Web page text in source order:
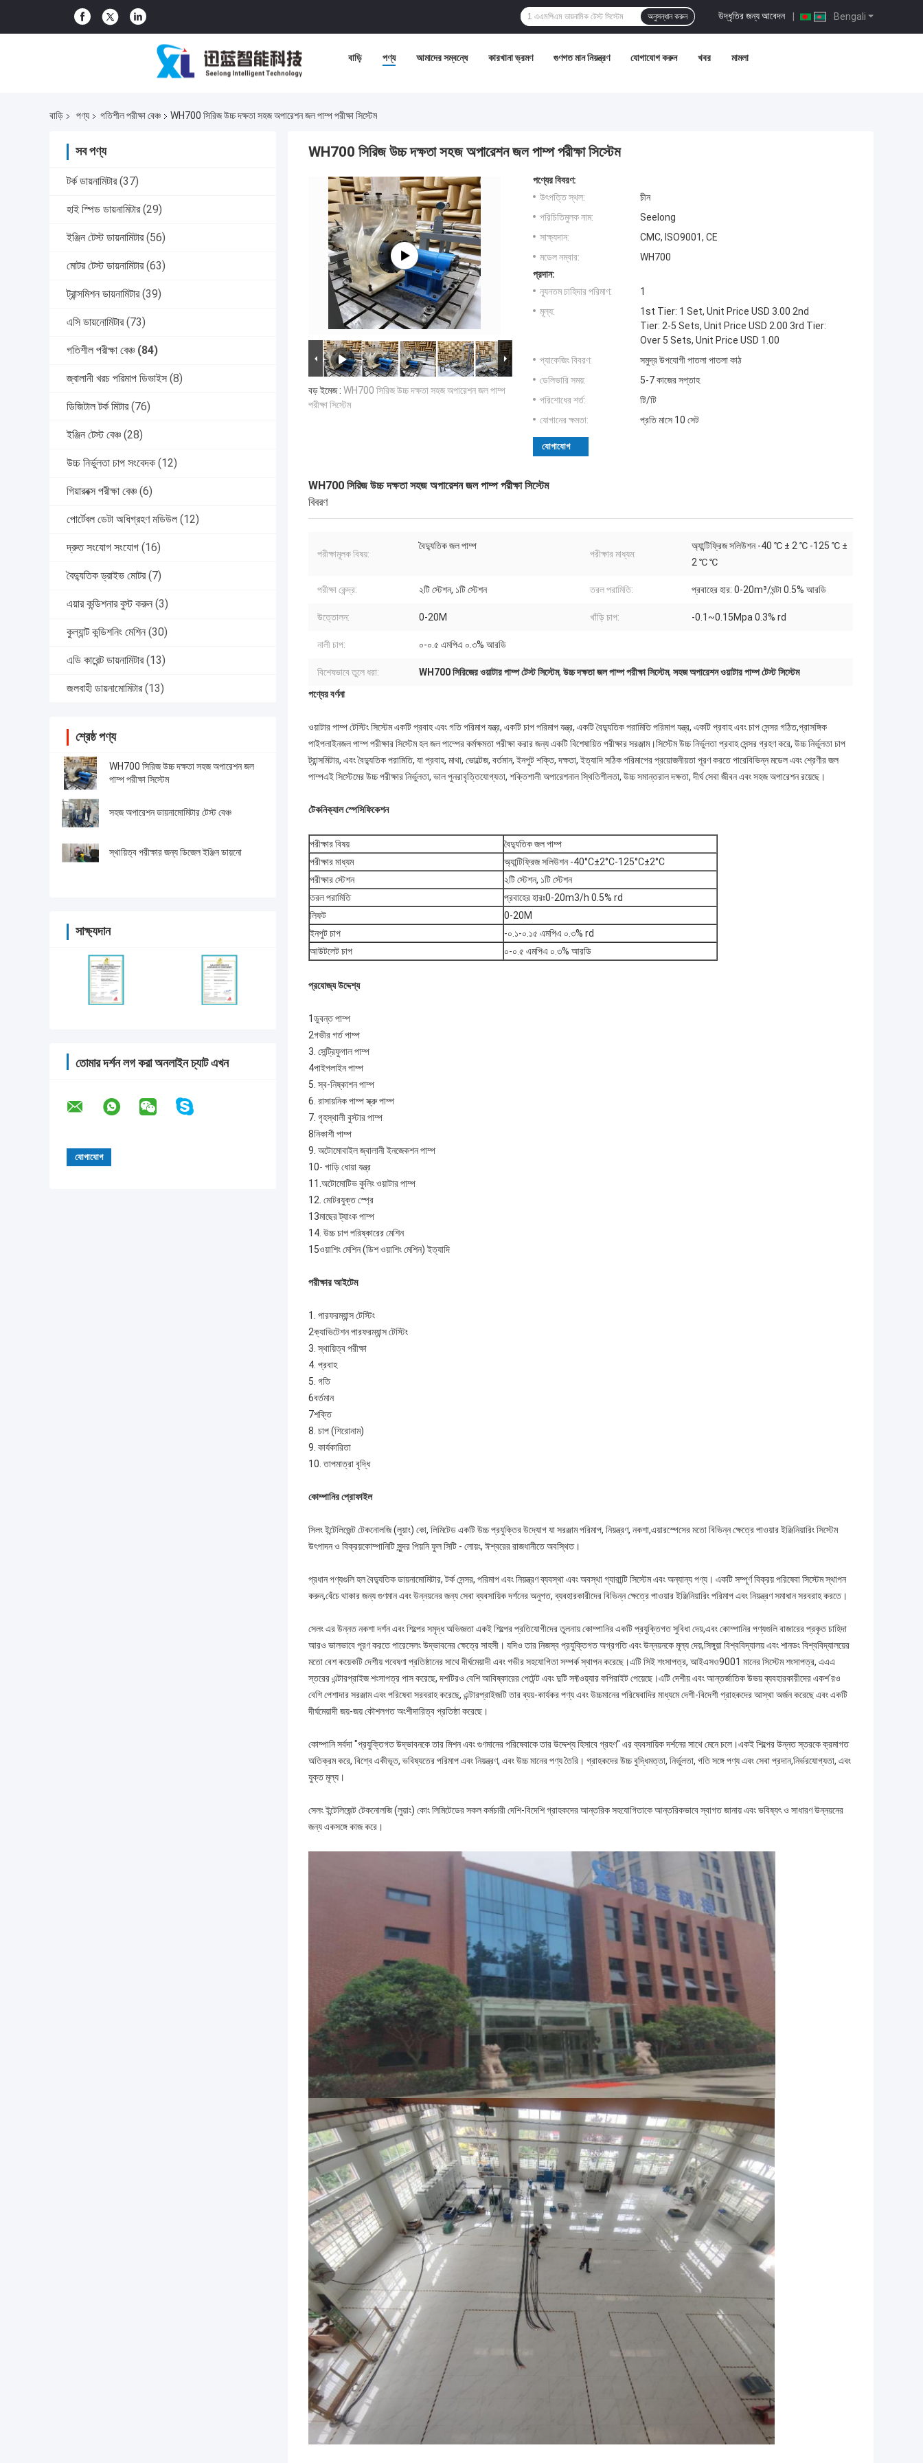
Bengali
উদ্ধৃতির জন্য আবেদন |
অনুসন্ধান করুন
বাড়ি পণ্য আমাদের সম্বন্ধে কারখানা ভ্রমণ গুণগত মান নিয়ন্ত্রণ যোগাযোগ করুন খবর মামলা
বাড়ি পণ্য গতিশীল পরীক্ষা বেঞ্চ WH700 সিরিজ উচ্চ দক্ষতা সহজ অপারেশন জল পাম্প পরীক্ষা সিস্টেম
সব পণ্য
টর্ক ডায়নামিটার (37)
হাই স্পিড ডায়নামিটার (29)
ইঞ্জিন টেস্ট ডায়নামিটার (56)
মোটর টেস্ট ডায়নামিটার (63)
ট্রান্সমিশন ডায়নামিটার (39)
এসি ডায়নোমিটার (73)
গতিশীল পরীক্ষা বেঞ্চ (84)
জ্বালানী খরচ পরিমাপ ডিভাইস (8)
ডিজিটাল টর্ক মিটার (76)
ইঞ্জিন টেস্ট বেঞ্চ (28)
উচ্চ নির্ভুলতা চাপ সংবেদক (12)
গিয়ারবক্স পরীক্ষা বেঞ্চ (6)
পোর্টেবল ডেটা অধিগ্রহণ মডিউল (12)
দ্রুত সংযোগ সংযোগ (16)
বৈদ্যুতিক ড্রাইভ মোটর (7)
এয়ার কন্ডিশনার বুস্ট করুন (3)
কুল্যান্ট কন্ডিশনিং মেশিন (30)
এডি কারেন্ট ডায়নামিটার (13)
জলবাহী ডায়নামোমিটার (13)
শ্রেষ্ঠ পণ্য
WH700 সিরিজ উচ্চ দক্ষতা সহজ অপারেশন জল
পাম্প পরীক্ষা সিস্টেম
সহজ অপারেশন ডায়নামোমিটার টেস্ট বেঞ্চ
স্থায়িত্ব পরীক্ষার জন্য ডিজেল ইঞ্জিন ডায়নো
সাক্ষ্যদান
তোমার দর্শন লগ করা অনলাইন চ্যাট এখন
WH700 সিরিজ উচ্চ দক্ষতা সহজ অপারেশন জল পাম্প পরীক্ষা সিস্টেম
বড় ইমেজ : WH700 সিরিজ উচ্চ দক্ষতা সহজ অপারেশন জল পাম্প
পরীক্ষা সিস্টেম
পণ্যের বিবরণ:
উৎপত্তি স্থল:
চীন
পরিচিতিমুলক নাম:
Seelong
সাক্ষ্যদান:
CMC, ISO9001, CE
মডেল নম্বার:
WH700
প্রদান:
ন্যূনতম চাহিদার পরিমাণ:
1
মূল্য:
1st Tier: 1 Set, Unit Price USD 3.00 2nd
Tier: 2-5 Sets, Unit Price USD 2.00 3rd Tier:
Over 5 Sets, Unit Price USD 1.00
প্যাকেজিং বিবরণ:
সমুদ্র উপযোগী পাতলা পাতলা কাঠ
ডেলিভারি সময়:
5-7 কাজের সপ্তাহ
পরিশোধের শর্ত:
টি/টি
যোগানের ক্ষমতা:
প্রতি মাসে 10 সেট
যোগাযোগ
WH700 সিরিজ উচ্চ দক্ষতা সহজ অপারেশন জল পাম্প পরীক্ষা সিস্টেম
বিবরণ
পরীক্ষামূলক বিষয়:
বৈদ্যুতিক জল পাম্প
পরীক্ষার মাধ্যম:
অ্যান্টিফ্রিজ সলিউশন -40 ℃ ± 2 ℃ -125 ℃ ±
2 ℃ ℃
পরীক্ষা কেন্দ্র: ২টি স্টেশন, ১টি স্টেশন তরল পরামিতি: প্রবাহের হার: 0-20m³/ঘন্টা 0.5% আরডি
উত্তোলন: 0-20M খাঁড়ি চাপ: -0.1~0.15Mpa 0.3% rd
নালী চাপ: ০-০.৫ এমপিএ ০.৩% আরডি
বিশেষভাবে তুলে ধরা: WH700 সিরিজের ওয়াটার পাম্প টেস্ট সিস্টেম, উচ্চ দক্ষতা জল পাম্প পরীক্ষা সিস্টেম, সহজ অপারেশন ওয়াটার পাম্প টেস্ট সিস্টেম
পণ্যের বর্ণনা
ওয়াটার পাম্প টেস্টিং সিস্টেম একটি প্রবাহ এবং গতি পরিমাপ যন্ত্র, একটি চাপ পরিমাপ যন্ত্র, একটি বৈদ্যুতিক পরামিতি পরিমাপ যন্ত্র, একটি প্রবাহ এবং চাপ সেন্সর গঠিত,প্রাসঙ্গিক
পাইপলাইনজল পাম্প পরীক্ষার সিস্টেম হল জল পাম্পের কর্মক্ষমতা পরীক্ষা করার জন্য একটি বিশেষায়িত পরীক্ষার সরঞ্জাম।সিস্টেম উচ্চ নির্ভুলতা প্রবাহ সেন্সর গ্রহণ করে, উচ্চ নির্ভুলতা চাপ
ট্রান্সমিটার, এবং বৈদ্যুতিক পরামিতি, যা প্রবাহ, মাথা, ভোল্টেজ, বর্তমান, ইনপুট শক্তি, দক্ষতা, ইত্যাদি সঠিক পরিমাপের প্রয়োজনীয়তা পূরণ করতে পারেবিভিন্ন মডেল এবং শ্রেণীর জল
পাম্পএই সিস্টেমের উচ্চ পরীক্ষার নির্ভুলতা, ভাল পুনরাবৃত্তিযোগ্যতা, শক্তিশালী অপারেশনাল স্থিতিশীলতা, উচ্চ সমান্তরাল দক্ষতা, দীর্ঘ সেবা জীবন এবং সহজ অপারেশন রয়েছে।
টেকনিক্যাল স্পেসিফিকেশন
পরীক্ষার বিষয়
বৈদ্যুতিক জল পাম্প
পরীক্ষার মাধ্যম
অ্যান্টিফ্রিজ সলিউশন -40°C±2°C-125°C±2°C
পরীক্ষার স্টেশন
২টি স্টেশন, ১টি স্টেশন
তরল পরামিতি
প্রবাহের হারঃ0-20m3/h 0.5% rd
লিফট
0-20M
ইনপুট চাপ
-০.১-০.১৫ এমপিএ ০.৩% rd
আউটলেট চাপ
০-০.৫ এমপিএ ০.৩% আরডি
প্রযোজ্য উদ্দেশ্য
1ডুবন্ত পাম্প
2গভীর গর্ত পাম্প
3. সেন্ট্রিফুগাল পাম্প
4পাইপলাইন পাম্প
5. স্ব-নিষ্কাশন পাম্প
6. রাসায়নিক পাম্প স্ক্রু পাম্প
7. গৃহস্থালী বুস্টার পাম্প
8নিকাশী পাম্প
9. অটোমোবাইল জ্বালানী ইনজেকশন পাম্প
10- গাড়ি ধোয়া যন্ত্র
11.অটোমোটিভ কুলিং ওয়াটার পাম্প
12. মোটরযুক্ত স্প্রে
13মাছের ট্যাংক পাম্প
14. উচ্চ চাপ পরিষ্কারের মেশিন
15ওয়াশিং মেশিন (ডিশ ওয়াশিং মেশিন) ইত্যাদি
পরীক্ষার আইটেম
1. পারফরম্যান্স টেস্টিং
2ক্যাভিটেশন পারফরম্যান্স টেস্টিং
3. স্থায়িত্ব পরীক্ষা
4. প্রবাহ
5. গতি
6বর্তমান
7শক্তি
8. চাপ (শিরোনাম)
9. কার্যকারিতা
10. তাপমাত্রা বৃদ্ধি
কোম্পানির প্রোফাইল
সিলং ইন্টেলিজেন্ট টেকনোলজি (লুয়াং) কো, লিমিটেড একটি উচ্চ প্রযুক্তির উদ্যোগ যা সরঞ্জাম পরিমাপ, নিয়ন্ত্রণ, নকশা,এয়ারস্পেসের মতো বিভিন্ন ক্ষেত্রে পাওয়ার ইঞ্জিনিয়ারিং সিস্টেম
উৎপাদন ও বিক্রয়কোম্পানিটি সুন্দর পিয়নি ফুল সিটি - লোয়ং, ঈশ্বরের রাজধানীতে অবস্থিত।
প্রধান পণ্যগুলি হল বৈদ্যুতিক ডায়নামোমিটার, টর্ক সেন্সর, পরিমাপ এবং নিয়ন্ত্রণ ব্যবস্থা এবং অবস্থা গ্যারান্টি সিস্টেম এবং অন্যান্য পণ্য। একটি সম্পূর্ণ বিক্রয় পরিষেবা সিস্টেম স্থাপন
করুন,বেঁচে থাকার জন্য গুণমান এবং উন্নয়নের জন্য সেবা ব্যবসায়িক দর্শনের অনুগত, ব্যবহারকারীদের বিভিন্ন ক্ষেত্রে পাওয়ার ইঞ্জিনিয়ারিং পরিমাপ এবং নিয়ন্ত্রণ সমাধান সরবরাহ করতে।
সেলং এর উন্নত নকশা দর্শন এবং শিল্পের সমৃদ্ধ অভিজ্ঞতা একই শিল্পের প্রতিযোগীদের তুলনায় কোম্পানির একটি প্রযুক্তিগত সুবিধা দেয়,এবং কোম্পানির পণ্যগুলি বাজারের প্রকৃত চাহিদা
আরও ভালভাবে পূরণ করতে পারেসেলং উদ্ভাবনের ক্ষেত্রে সাহসী। যদিও তার নিজস্ব প্রযুক্তিগত অগ্রগতি এবং উন্নয়নকে মূল্য দেয়,সিঙ্গুয়া বিশ্ববিদ্যালয় এবং শানডং বিশ্ববিদ্যালয়ের
মতো বেশ কয়েকটি দেশীয় গবেষণা প্রতিষ্ঠানের সাথে দীর্ঘমেয়াদী এবং গভীর সহযোগিতা সম্পর্ক স্থাপন করেছে।এটি সিই শংসাপত্র, আইএসও9001 মানের সিস্টেম শংসাপত্র, এএএ
স্তরের এন্টারপ্রাইজ শংসাপত্র পাস করেছে, দশটিরও বেশি আবিষ্কারের পেটেন্ট এবং দুটি সফ্টওয়্যার কপিরাইট পেয়েছে।এটি দেশীয় এবং আন্তর্জাতিক উভয় ব্যবহারকারীদের একশ'রও
বেশি পেশাদার সরঞ্জাম এবং পরিষেবা সরবরাহ করেছে, এন্টারপ্রাইজটি তার ব্যয়-কার্যকর পণ্য এবং উচ্চমানের পরিষেবাদির মাধ্যমে দেশী-বিদেশী গ্রাহকদের আস্থা অর্জন করেছে এবং একটি
দীর্ঘমেয়াদী জয়-জয় কৌশলগত অংশীদারিত্ব প্রতিষ্ঠা করেছে।
কোম্পানি সর্বদা "প্রযুক্তিগত উদ্ভাবনকে তার মিশন এবং গুণমানের পরিষেবাকে তার উদ্দেশ্য হিসাবে গ্রহণ" এর ব্যবসায়িক দর্শনের সাথে মেনে চলে।একই শিল্পের উন্নত স্তরকে ক্রমাগত
অতিক্রম করে, বিশ্বে একীভূত, ভবিষ্যতের পরিমাপ এবং নিয়ন্ত্রণ, এবং উচ্চ মানের পণ্য তৈরি। গ্রাহকদের উচ্চ বুদ্ধিমত্তা, নির্ভুলতা, গতি সঙ্গে পণ্য এবং সেবা প্রদান,নির্ভরযোগ্যতা, এবং
যুক্ত মূল্য।
সেলং ইন্টেলিজেন্ট টেকনোলজি (লুয়াং) কোং লিমিটেডের সকল কর্মচারী দেশি-বিদেশি গ্রাহকদের আন্তরিক সহযোগিতাকে আন্তরিকভাবে স্বাগত জানায় এবং ভবিষ্যৎ ও সাধারণ উন্নয়নের
জন্য একসঙ্গে কাজ করে।